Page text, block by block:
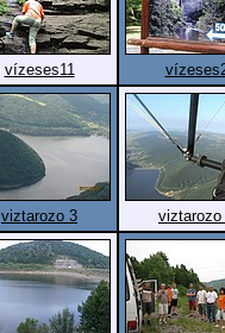
vízeses11
viztarozo 3 viztarozo